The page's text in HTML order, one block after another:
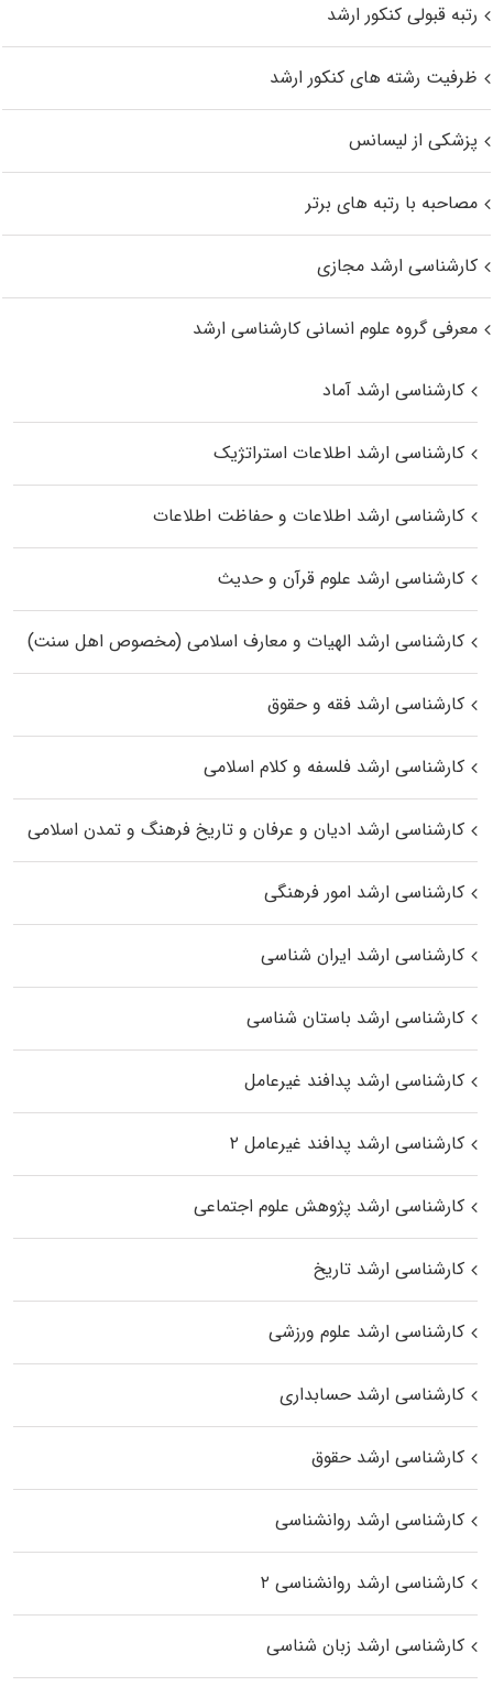
رتبه قبولی کنکور ارشد
ظرفیت رشته های کنکور ارشد
پزشکی از لیسانس
مصاحبه با رتبه های برتر
کارشناسی ارشد مجازی
معرفی گروه علوم انسانی کارشناسی ارشد
کارشناسی ارشد آماد
کارشناسی ارشد اطلاعات استراتژیک
کارشناسی ارشد اطلاعات و حفاظت اطلاعات
کارشناسی ارشد علوم قرآن و حدیث
کارشناسی ارشد الهیات و معارف اسلامی (مخصوص اهل سنت)
کارشناسی ارشد فقه و حقوق
کارشناسی ارشد فلسفه و کلام اسلامی
کارشناسی ارشد ادیان و عرفان و تاریخ فرهنگ و تمدن اسلامی
کارشناسی ارشد امور فرهنگی
کارشناسی ارشد ایران شناسی
کارشناسی ارشد باستان شناسی
کارشناسی ارشد پدافند غیرعامل
کارشناسی ارشد پدافند غیرعامل ۲
کارشناسی ارشد پژوهش علوم اجتماعی
کارشناسی ارشد تاریخ
کارشناسی ارشد علوم ورزشی
کارشناسی ارشد حسابداری
کارشناسی ارشد حقوق
کارشناسی ارشد روانشناسی
کارشناسی ارشد روانشناسی ۲
کارشناسی ارشد زبان شناسی